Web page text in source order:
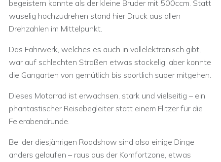
begeistern konnte als der kleine Bruder mit 500ccm. Statt
wuselig hochzudrehen stand hier Druck aus allen
Drehzahlen im Mittelpunkt.
Das Fahrwerk, welches es auch in vollelektronisch gibt,
war auf schlechten Straßen etwas stockelig, aber konnte
die Gangarten von gemütlich bis sportlich super mitgehen.
Dieses Motorrad ist erwachsen, stark und vielseitig – ein
phantastischer Reisebegleiter statt einem Flitzer für die
Feierabendrunde.
Bei der diesjährigen Roadshow sind also einige Dinge
anders gelaufen – raus aus der Komfortzone, etwas